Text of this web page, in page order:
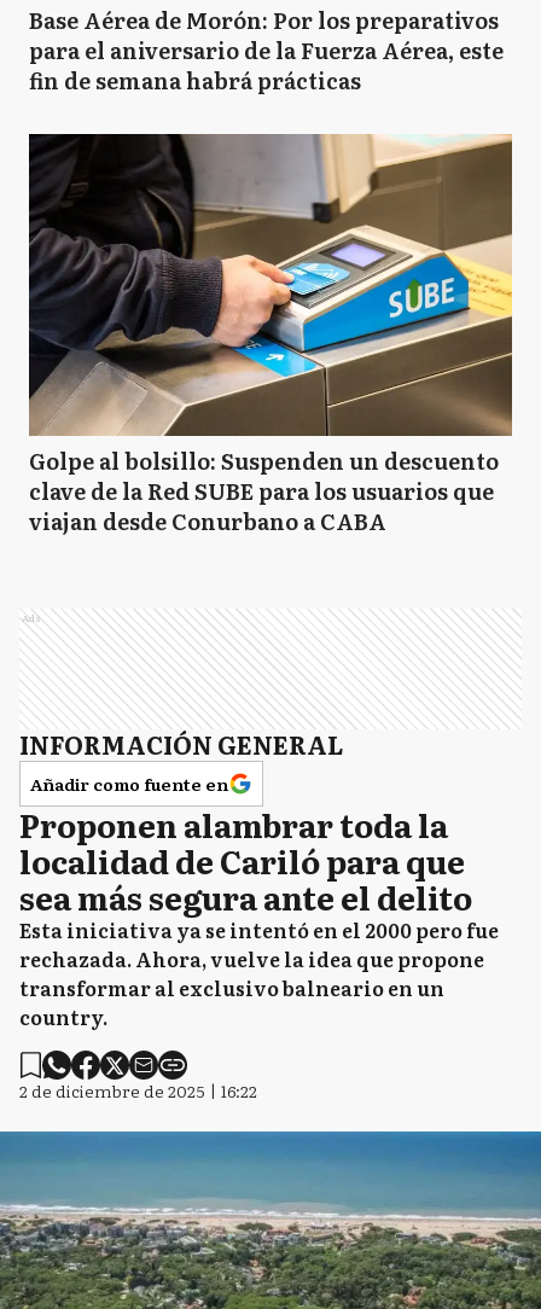
Base Aérea de Morón: Por los preparativos
para el aniversario de la Fuerza Aérea, este
fin de semana habrá prácticas
Golpe al bolsillo: Suspenden un descuento
clave de la Red SUBE para los usuarios que
viajan desde Conurbano a CABA
Ads
INFORMACIÓN GENERAL
Añadir como fuente en
Proponen alambrar toda la
localidad de Cariló para que
sea más segura ante el delito
Esta iniciativa ya se intentó en el 2000 pero fue
rechazada. Ahora, vuelve la idea que propone
transformar al exclusivo balneario en un
country.
2 de diciembre de 2025 | 16:22